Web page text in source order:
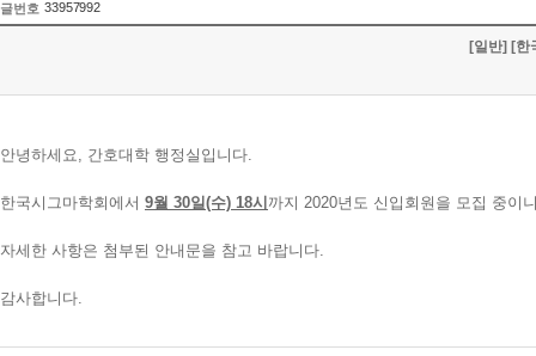
글번호 33957992
[일반] [한
안녕하세요, 간호대학 행정실입니다.
한국시그마학회에서 9월 30일(수) 18시 까지 2020년도 신입회원을 모집 중이
자세한 사항은 첨부된 안내문을 참고 바랍니다.
감사합니다.